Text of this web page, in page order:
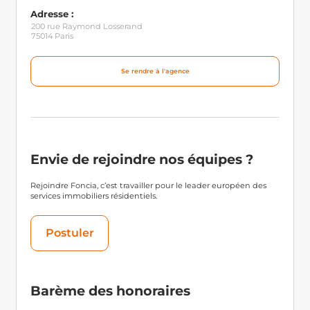
Adresse :
200 rue Raymond Losserand
75014 Paris
Se rendre à l'agence
Envie de rejoindre nos équipes ?
Rejoindre Foncia, c’est travailler pour le leader européen des
services immobiliers résidentiels.
Postuler
Barème des honoraires